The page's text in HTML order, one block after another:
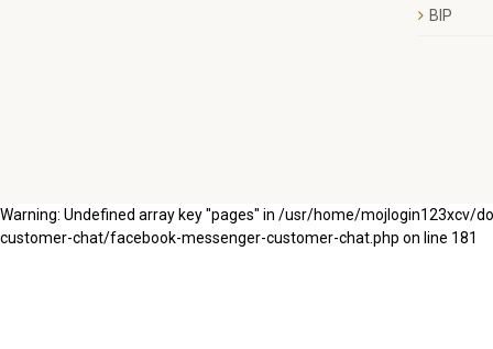
BIP
Warning: Undefined array key "pages" in /usr/home/
customer-chat/facebook-messenger-customer-chat.php on line 181